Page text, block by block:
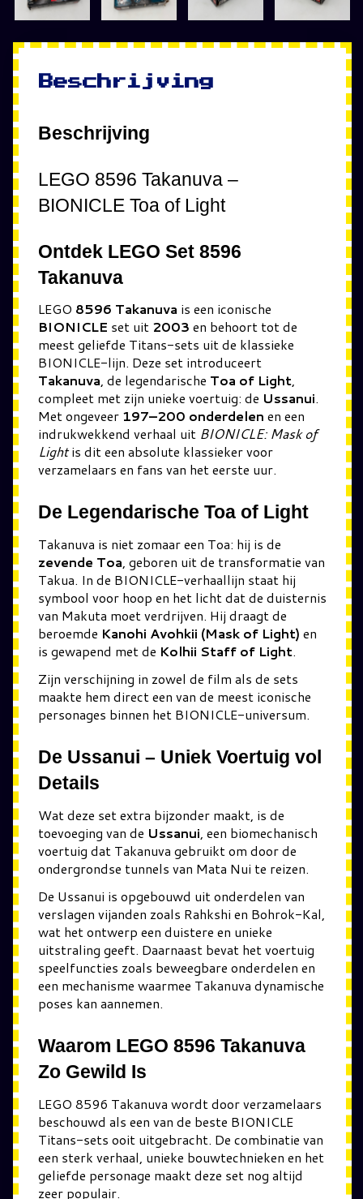
Beschrijving
Beschrijving
LEGO 8596 Takanuva –
BIONICLE Toa of Light
Ontdek LEGO Set 8596
Takanuva
LEGO 8596 Takanuva is een iconische
BIONICLE set uit 2003 en behoort tot de
meest geliefde Titans-sets uit de klassieke
BIONICLE-lijn. Deze set introduceert
Takanuva, de legendarische Toa of Light,
compleet met zijn unieke voertuig: de Ussanui.
Met ongeveer 197–200 onderdelen en een
indrukwekkend verhaal uit BIONICLE: Mask of
Lightis dit een absolute klassieker voor
verzamelaars en fans van het eerste uur.
De Legendarische Toa of Light
Takanuva is niet zomaar een Toa: hij is de
zevende Toa , geboren uit de transformatie van
Takua. In de BIONICLE-verhaallijn staat hij
symbool voor hoop en het licht dat de duisternis
van Makuta moet verdrijven. Hij draagt de
beroemde Kanohi Avohkii (Mask of Light) en
is gewapend met de Kolhii Staff of Light.
Zijn verschijning in zowel de film als de sets
maakte hem direct een van de meest iconische
personages binnen het BIONICLE-universum.
De Ussanui – Uniek Voertuig vol
Details
Wat deze set extra bijzonder maakt, is de
toevoeging van de Ussanui , een biomechanisch
voertuig dat Takanuva gebruikt om door de
ondergrondse tunnels van Mata Nui te reizen.
De Ussanui is opgebouwd uit onderdelen van
verslagen vijanden zoals Rahkshi en Bohrok-Kal,
wat het ontwerp een duistere en unieke
uitstraling geeft. Daarnaast bevat het voertuig
speelfuncties zoals beweegbare onderdelen en
een mechanisme waarmee Takanuva dynamische
poses kan aannemen.
Waarom LEGO 8596 Takanuva
Zo Gewild Is
LEGO 8596 Takanuva wordt door verzamelaars
beschouwd als een van de beste BIONICLE
Titans-sets ooit uitgebracht. De combinatie van
een sterk verhaal, unieke bouwtechnieken en het
geliefde personage maakt deze set nog altijd
zeer populair.